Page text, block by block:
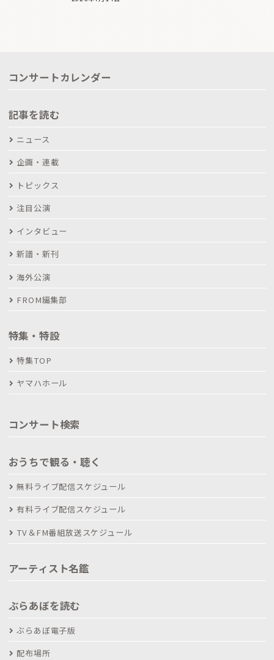
コンサートカレンダー
記事を読む
ニュース
企画・連載
トピックス
注目公演
インタビュー
新譜・新刊
海外公演
FROM編集部
特集・特設
特集TOP
ヤマハホール
コンサート検索
おうちで観る・聴く
無料ライブ配信スケジュール
有料ライブ配信スケジュール
TV＆FM番組放送スケジュール
アーティスト名鑑
ぶらあぼを読む
ぶらあぼ電子版
配布場所